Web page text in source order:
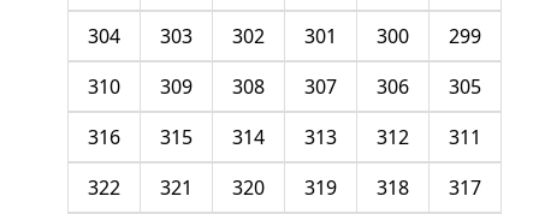
299
300
301
302
303
304
305
306
307
308
309
310
311
312
313
314
315
316
317
318
319
320
321
322